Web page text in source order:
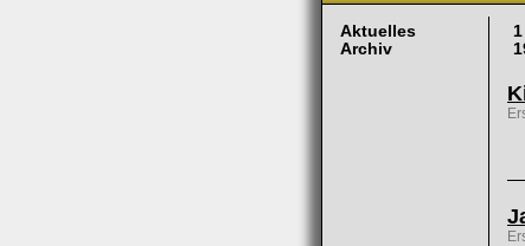
Aktuelles
Archiv
1